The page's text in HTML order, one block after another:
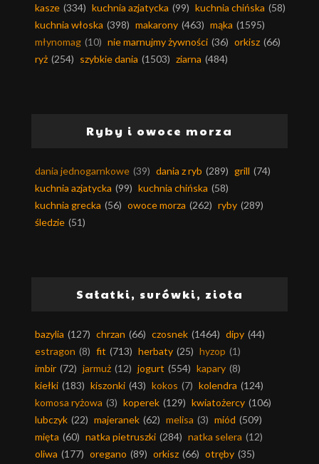
kasze (334) kuchnia azjatycka (99) kuchnia chińska (58)
kuchnia włoska (398) makarony (463) mąka (1595)
młynomag (10) nie marnujmy żywności (36) orkisz (66)
ryż (254) szybkie dania (1503) ziarna (484)
Ryby i owoce morza
dania jednogarnkowe (39) dania z ryb (289) grill (74)
kuchnia azjatycka (99) kuchnia chińska (58)
kuchnia grecka (56) owoce morza (262) ryby (289)
śledzie (51)
Sałatki, surówki, zioła
bazylia (127) chrzan (66) czosnek (1464) dipy (44)
estragon (8) fit (713) herbaty (25) hyzop (1)
imbir (72) jarmuż (12) jogurt (554) kapary (8)
kiełki (183) kiszonki (43) kokos (7) kolendra (124)
komosa ryżowa (3) koperek (129) kwiatożercy (106)
lubczyk (22) majeranek (62) melisa (3) miód (509)
mięta (60) natka pietruszki (284) natka selera (12)
oliwa (177) oregano (89) orkisz (66) otręby (35)